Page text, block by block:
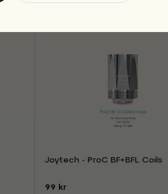
Joytech - ProC BF+BFL Coils
99 kr